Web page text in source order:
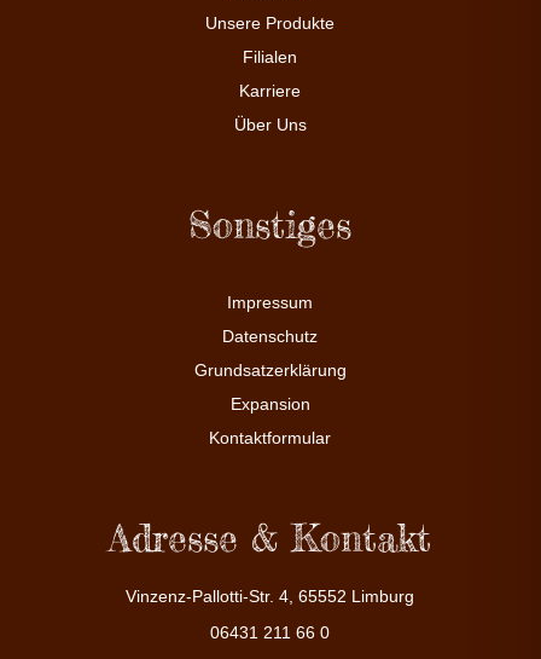
Unsere Produkte
Filialen
Karriere
Über Uns
Sonstiges
Impressum
Datenschutz
Grundsatzerklärung
Expansion
Kontaktformular
Adresse & Kontakt
Vinzenz-Pallotti-Str. 4, 65552 Limburg
06431 211 66 0